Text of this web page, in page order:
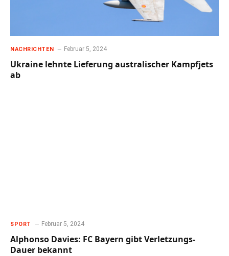
NACHRICHTEN Februar 5, 2024
Ukraine lehnte Lieferung australischer Kampfjets
ab
SPORT Februar 5, 2024
Alphonso Davies: FC Bayern gibt Verletzungs-
Dauer bekannt